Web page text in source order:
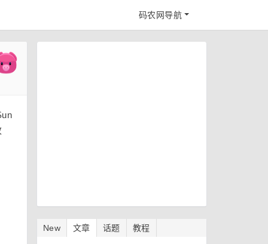
码农网导航
New 文章 话题 教程